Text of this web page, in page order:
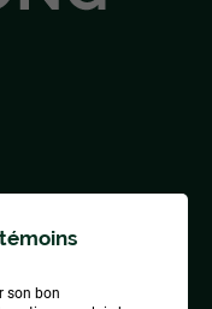
son bon